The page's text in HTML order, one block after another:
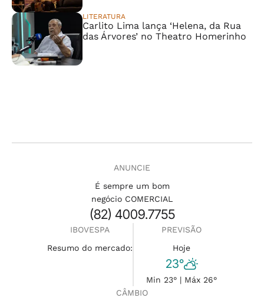
LITERATURA
Carlito Lima lança ‘Helena, da Rua
das Árvores’ no Theatro Homerinho
ANUNCIE
É sempre um bom
negócio COMERCIAL
(82) 4009.7755
IBOVESPA
Resumo do mercado:
PREVISÃO
Hoje
23°
Min 23° | Máx 26°
CÂMBIO